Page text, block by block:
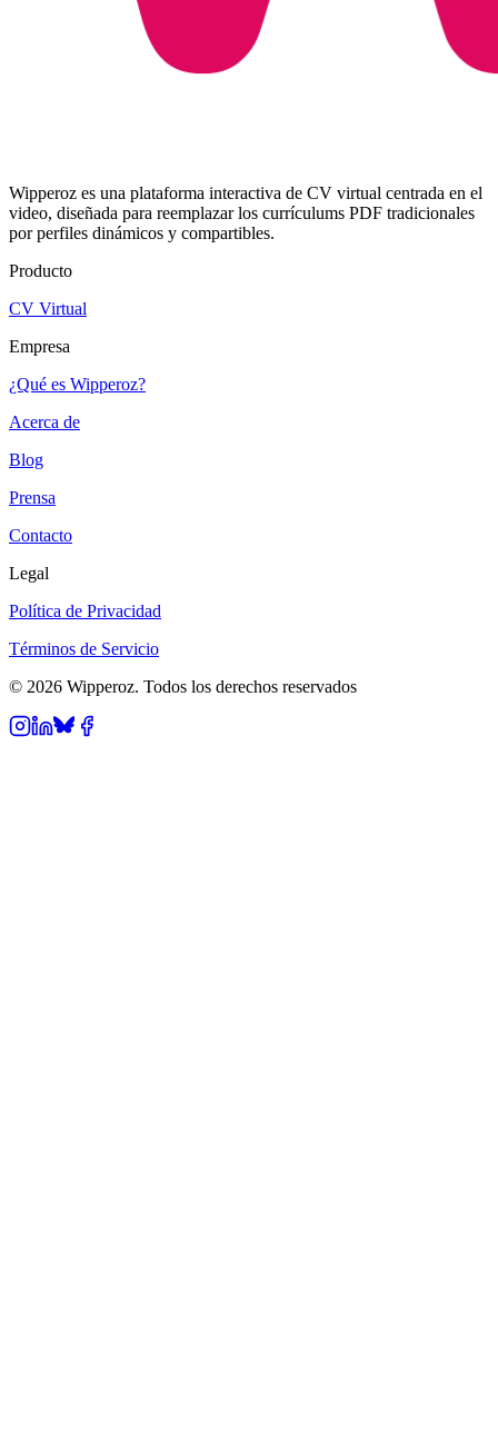
Wipperoz es una plataforma interactiva de CV virtual centrada en el
video, diseñada para reemplazar los currículums PDF tradicionales
por perfiles dinámicos y compartibles.
Producto
CV Virtual
Empresa
¿Qué es Wipperoz?
Acerca de
Blog
Prensa
Contacto
Legal
Política de Privacidad
Términos de Servicio
© 2026 Wipperoz. Todos los derechos reservados